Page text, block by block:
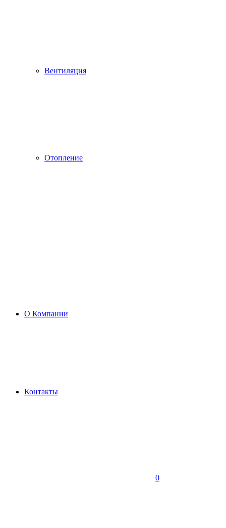
Вентиляция
Отопление
О Компании
Контакты
0